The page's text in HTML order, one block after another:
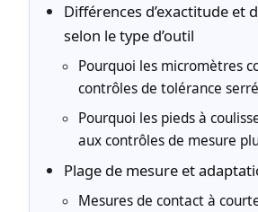
Différences d’exactitude et
selon le type d’outil
Pourquoi les micromètres
contrôles de tolérance
Pourquoi les pieds à
aux contrôles de mesure
Plage de mesure et
Mesures de contact à